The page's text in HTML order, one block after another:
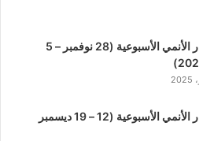
نشرة أخبار الأنمي الأسبوعية (28 نوفمبر – 5
نشرة أخبار الأنمي الأسبوعية (12 – 19 ديسمبر